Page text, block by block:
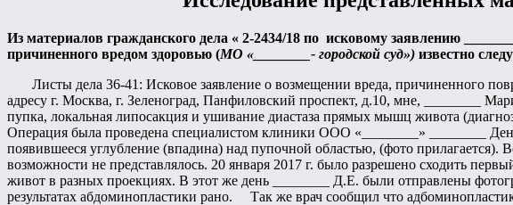
Из материалов гражданского дела « 2-2434/18 по исковому заявлению
причиненного вредом здоровью (МО «________- городской суд») известно
Листы дела 36-41: Исковое заявление о возмещении вреда, причиненного
адресу г. Москва, г. Зеленоград, Панфиловский проспект, д.10, мне, ________
пупка, локальная липосакция и ушивание диастаза прямых мышц живота
Операция была проведена специалистом клиники ООО «________» ________
появившееся углубление (впадина) над пупочной областью, (фото
возможности не представлялось. 20 января 2017 г. было разрешено сходить
живот в разных проекциях. В этот же день ________ Д.Е. были отправлены
результатах абдоминопластики рано. Так же врач сообщил что